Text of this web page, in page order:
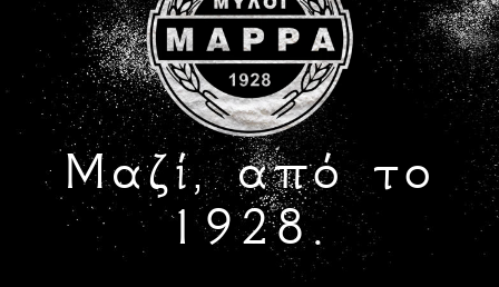
Μαζί, από το
1928.